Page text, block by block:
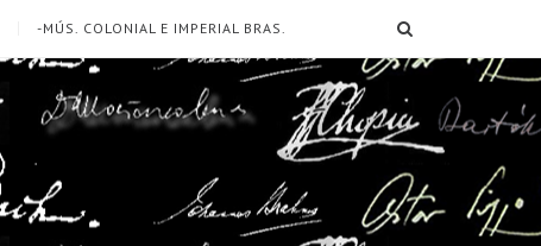
-MÚS. COLONIAL E IMPERIAL BRAS.